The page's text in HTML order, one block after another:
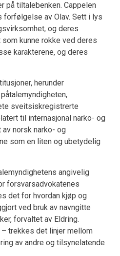
på tiltalebenken. Cappelen
forfølgelse av Olav. Sett i lys
og deres
kunne rokke ved deres
karakterene, og deres
herunder
sveitsiskregistrerte
til internasjonal narko- og
norsk narko- og
som en liten og ubetydelig
angivelig
forsvarsadvokatenes
det for hvordan kjøp og
ved bruk av navngitte
forvaltet av Eldring.
trekkes det linjer mellom
av andre og tilsynelatende